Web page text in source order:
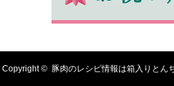
Copyright © 豚肉のレシピ情報は箱入りとん